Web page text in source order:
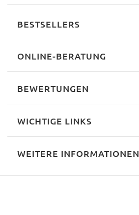
BESTSELLERS
ONLINE-BERATUNG
BEWERTUNGEN
WICHTIGE LINKS
WEITERE INFORMATIONEN